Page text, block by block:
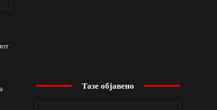
Тазе објавено